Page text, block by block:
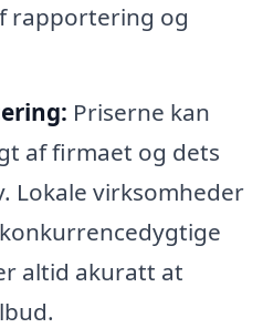
rapportering og
Priserne kan
af firmaet og dets
Lokale virksomheder
altid akuratt at